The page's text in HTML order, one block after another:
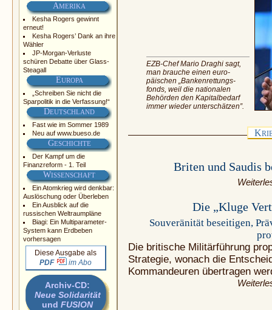
AMERIKA
Kesha Rogers gewinnt
erneut!
Kesha Rogers’ Dank an ihre
Wähler
JP-Morgan-Verluste
schüren Debatte über Glass-
Steagall
EUROPA
„Schreiben Sie nicht die
Sparpolitik in die Verfassung!“
DEUTSCHLAND
Fast wie im Sommer 1989
Neu auf www.bueso.de
GESCHICHTE
Der Kampf um die
Finanzreform - 1. Teil
WISSENSCHAFT
Ein Atomkrieg wird denkbar:
Auslöschung oder Überleben
Ein Ausblick auf die
russischen Weltraumpläne
Biagi: Ein Multiparameter-
System kann Erdbeben
vorhersagen
Diese Ausgabe als
PDF
im Abo
Archiv-CD:
Neue Solidarität
und FUSION
EZB-Chef Mario Draghi sagt,
man brauche einen euro-
päischen „Bankenrettungs-
fonds, weil die nationalen
Behörden den Kapitalbedarf
immer wieder unterschätzen”.
K
Briten und Saudis
Die „Kluge
Souveränität beseitigen,
Die britische Militärführung
Strategie, wonach die
Kommandeuren übertragen